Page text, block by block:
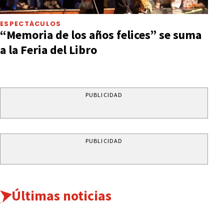
ESPECTÁCULOS
“Memoria de los años felices” se suma
a la Feria del Libro
PUBLICIDAD
PUBLICIDAD
Últimas noticias